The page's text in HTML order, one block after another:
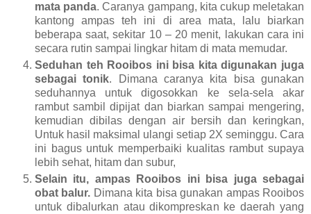
mata panda. Caranya gampang, kita cukup meletakan
kantong ampas teh ini di area mata, lalu biarkan
beberapa saat, sekitar 10 – 20 menit, lakukan cara ini
secara rutin sampai lingkar hitam di mata memudar.
Seduhan teh Rooibos ini bisa kita digunakan juga
sebagai tonik. Dimana caranya kita bisa gunakan
seduhannya untuk digosokkan ke sela-sela akar
rambut sambil dipijat dan biarkan sampai mengering,
kemudian dibilas dengan air bersih dan keringkan,
Untuk hasil maksimal ulangi setiap 2X seminggu. Cara
ini bagus untuk memperbaiki kualitas rambut supaya
lebih sehat, hitam dan subur,
Selain itu, ampas Rooibos ini bisa juga sebagai
obat balur. Dimana kita bisa gunakan ampas Rooibos
untuk dibalurkan atau dikompreskan ke daerah yang